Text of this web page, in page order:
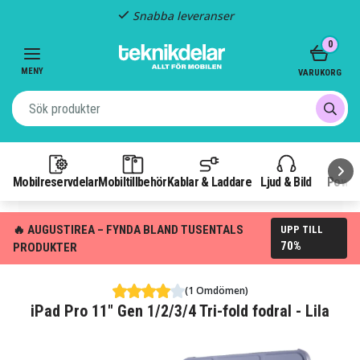
Snabba leveranser
MENY
MobilreservdelarMobiltillbehör Kablar & Laddare Ljud & Bild
0
VARUKORG
🔥 AUGUSTIREA – FYNDA BLAND TUSENTALS
PRODUKTER
UPP TILL
70%
(1 Omdömen)
iPad Pro 11" Gen 1/2/3/4 Tri-fold fodral - Lila